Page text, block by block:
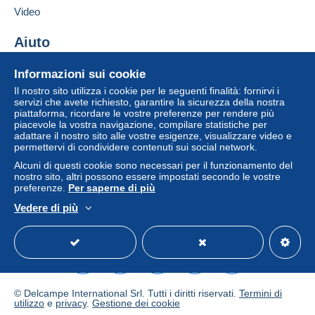
dell'acquirente.
clausole relative al pagamento, queste sono da
considerarsi nulle e non dovute. Le condizioni di
pagamento del sito Delcampe, definite nelle
condizioni d'uso, sono le uniche applicabili.
Gli acquisti devono essere pagati entro14 giorni
venditore.
Garanzia:
Diritto di recesso
dell'acquirente.
Per conoscere i termini per il reso e per il rimborso
consulta la Carta Delcampe
Cher client,
Aggiungere questo venditore ai preferiti
Informazioni sui cookie
Il nostro sito utilizza i cookie per le seguenti finalità: fornirvi i
servizi che avete richiesto, garantire la sicurezza della nostra
piattaforma, ricordare le vostre preferenze per rendere più
piacevole la vostra navigazione, compilare statistiche per
adattare il nostro sito alle vostre esigenze, visualizzare video e
permettervi di condividere contenuti sui social network.
Alcuni di questi cookie sono necessari per il funzionamento del
nostro sito, altri possono essere impostati secondo le vostre
preferenze. Per saperne di più
Vedere di più
Video
Aiuto
Acquistare su Delcampe
Vendere su Delcampe
Un sito sicuro
© Delcampe International Srl. Tutti i diritti riservati. Termini di
utilizzo e privacy. Gestione dei cookie